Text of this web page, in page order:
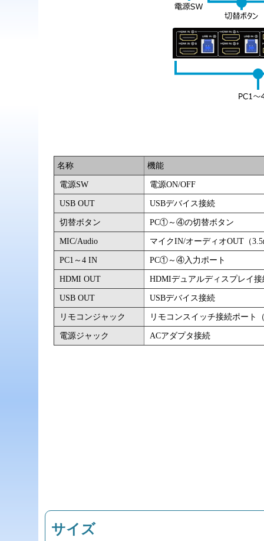
名称 機能
電源SW 電源ON/OFF
USB OUT USBデバイス接続
切替ボタン PC①～④の切替ボタン
MIC/Audio マイクIN/オーディオOUT（
PC1～4 IN PC①～④入力ポート
HDMI OUT HDMIデュアルディスプレイ接
USB OUT USBデバイス接続
リモコンジャック リモコンスイッチ接続ポート
電源ジャック ACアダプタ接続
サイズ